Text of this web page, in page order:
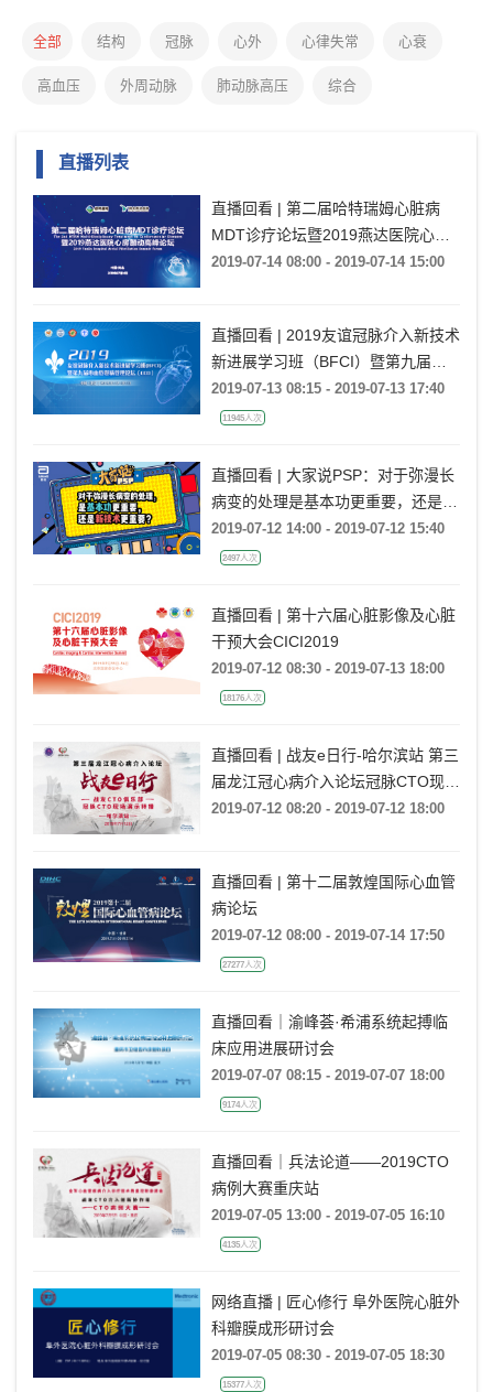
全部 结构 冠脉 心外 心律失常 心衰
高血压 外周动脉 肺动脉高压 综合
直播列表
直播回看 | 第二届哈特瑞姆心脏病
MDT诊疗论坛暨2019燕达医院心房
颤动高峰论坛
2019-07-14 08:00 - 2019-07-14 15:00
直播回看 | 2019友谊冠脉介入新技术
新进展学习班（BFCI）暨第九届心
血管慢病管理论坛（CCD）
2019-07-13 08:15 - 2019-07-13 17:40
11945人次
直播回看 | 大家说PSP：对于弥漫长
病变的处理是基本功更重要，还是新
技术更重要？
2019-07-12 14:00 - 2019-07-12 15:40
2497人次
直播回看 | 第十六届心脏影像及心脏
干预大会CICI2019
2019-07-12 08:30 - 2019-07-13 18:00
18176人次
直播回看 | 战友e日行-哈尔滨站 第三
届龙江冠心病介入论坛冠脉CTO现场
演示转播
2019-07-12 08:20 - 2019-07-12 18:00
直播回看 | 第十二届敦煌国际心血管
病论坛
2019-07-12 08:00 - 2019-07-14 17:50
27277人次
直播回看｜渝峰荟·希浦系统起搏临
床应用进展研讨会
2019-07-07 08:15 - 2019-07-07 18:00
9174人次
直播回看｜兵法论道——2019CTO
病例大赛重庆站
2019-07-05 13:00 - 2019-07-05 16:10
4135人次
网络直播 | 匠心修行 阜外医院心脏外
科瓣膜成形研讨会
2019-07-05 08:30 - 2019-07-05 18:30
15377人次